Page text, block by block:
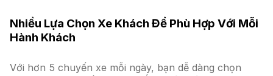
Nhiều Lựa Chọn Xe Khách Để Phù Hợp Với Mỗi
Hành Khách
Với hơn 5 chuyến xe mỗi ngày, bạn dễ dàng chọn